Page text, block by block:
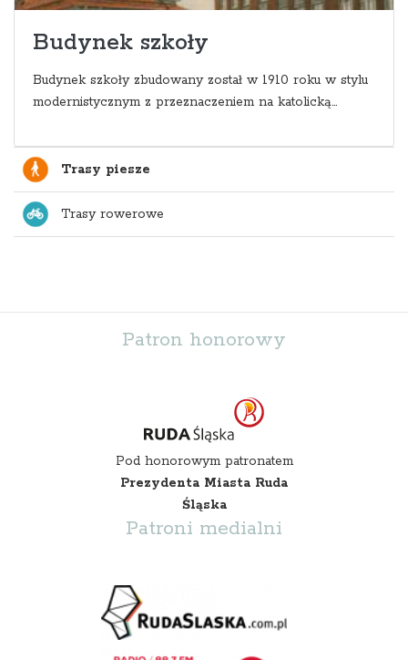
Budynek szkoły
Budynek szkoły zbudowany został w 1910 roku w stylu
modernistycznym z przeznaczeniem na katolicką...
Trasy piesze
Trasy rowerowe
Patron honorowy
Pod honorowym patronatem
Prezydenta Miasta Ruda
Śląska
Patroni medialni